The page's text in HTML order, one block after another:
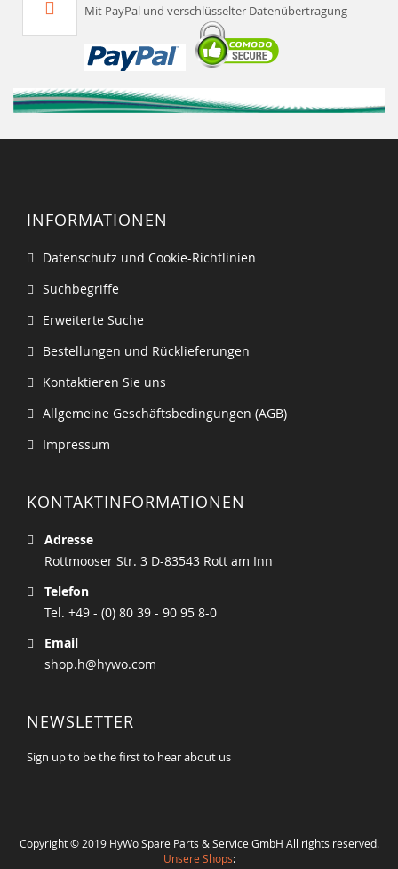
Mit PayPal und verschlüsselter Datenübertragung
INFORMATIONEN
Datenschutz und Cookie-Richtlinien
Suchbegriffe
Erweiterte Suche
Bestellungen und Rücklieferungen
Kontaktieren Sie uns
Allgemeine Geschäftsbedingungen (AGB)
Impressum
KONTAKTINFORMATIONEN
Adresse
Rottmooser Str. 3 D-83543 Rott am Inn
Telefon
Tel. +49 - (0) 80 39 - 90 95 8-0
Email
shop.h@hywo.com
NEWSLETTER
Sign up to be the first to hear about us
Copyright © 2019 HyWo Spare Parts & Service GmbH All rights reserved.
Unsere Shops: